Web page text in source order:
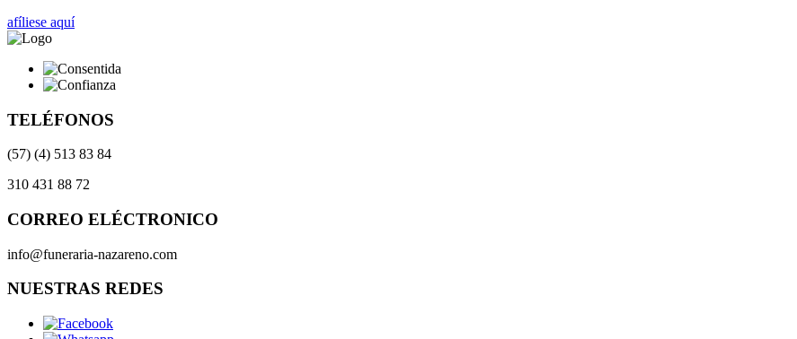
afíliese aquí
TELÉFONOS
(57) (4) 513 83 84
310 431 88 72
CORREO ELÉCTRONICO
info@funeraria-nazareno.com
NUESTRAS REDES